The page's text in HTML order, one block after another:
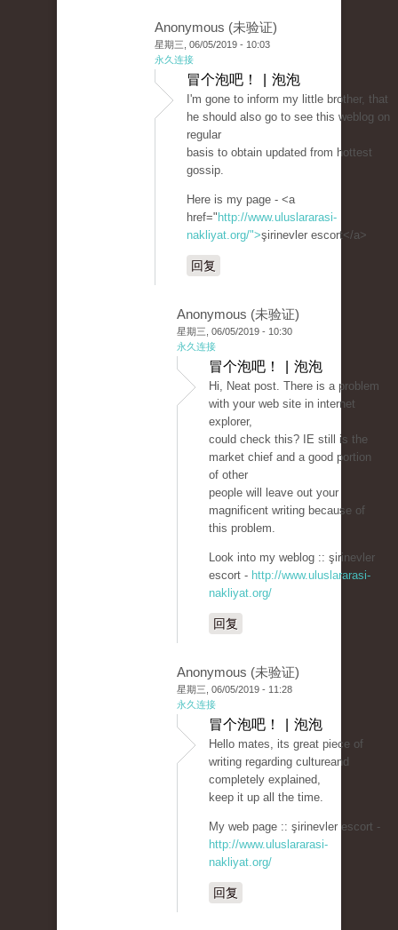
Anonymous (未验证)
星期三, 06/05/2019 - 10:03
永久连接
冒个泡吧！ | 泡泡
I'm gone to inform my little brother, that
he should also go to see this weblog on
regular
basis to obtain updated from hottest
gossip.
Here is my page - <a
href=" http://www.uluslararasi-
nakliyat.org/">şirinevler escort</a>
回复
Anonymous (未验证)
星期三, 06/05/2019 - 10:30
永久连接
冒个泡吧！ | 泡泡
Hi, Neat post. There is a problem
with your web site in internet
explorer,
could check this? IE still is the
market chief and a good portion
of other
people will leave out your
magnificent writing because of
this problem.
Look into my weblog :: şirinevler
escort - http://www.uluslararasi-
nakliyat.org/
回复
Anonymous (未验证)
星期三, 06/05/2019 - 11:28
永久连接
冒个泡吧！ | 泡泡
Hello mates, its great piece of
writing regarding cultureand
completely explained,
keep it up all the time.
My web page :: şirinevler escort -
http://www.uluslararasi-
nakliyat.org/
回复